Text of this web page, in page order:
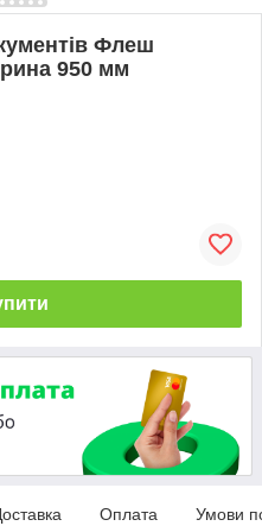
Флеш
950 мм
Оплата Умови